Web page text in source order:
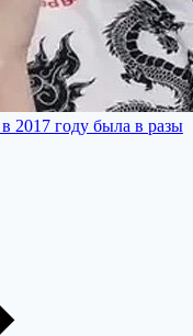
2017 году была в разы